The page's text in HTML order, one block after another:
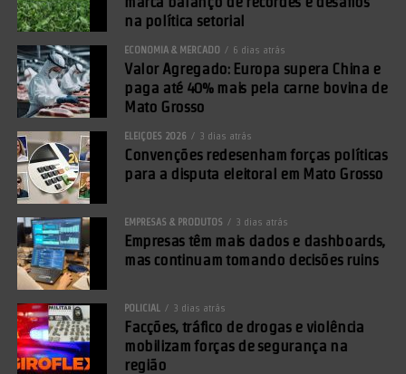
na política setorial
ECONOMIA & MERCADO 6 dias atrás
Valor Agregado: Europa supera China e
paga até 40% mais pela carne bovina de
Mato Grosso
ELEIÇÕES 2026 3 dias atrás
Convenções redesenham forças políticas
para a disputa eleitoral em Mato Grosso
EMPRESAS & PRODUTOS 3 dias atrás
Empresas têm mais dados e dashboards,
mas continuam tomando decisões ruins
POLICIAL 3 dias atrás
Facções, tráfico de drogas e violência
mobilizam forças de segurança na
região